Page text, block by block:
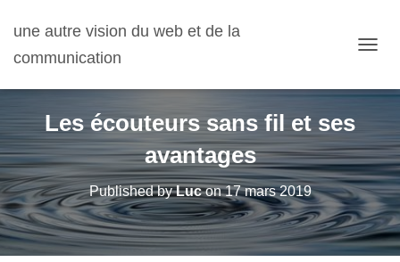
une autre vision du web et de la
communication
Les écouteurs sans fil et ses
avantages
Published byLucon17 mars 2019